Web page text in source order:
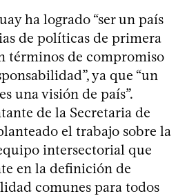
ha logrado “ser un país
de políticas de primera
términos de compromiso
ya que “un
una visión de país”.
de la Secretaria de
el trabajo sobre la
intersectorial que
en la definición de
comunes para todos